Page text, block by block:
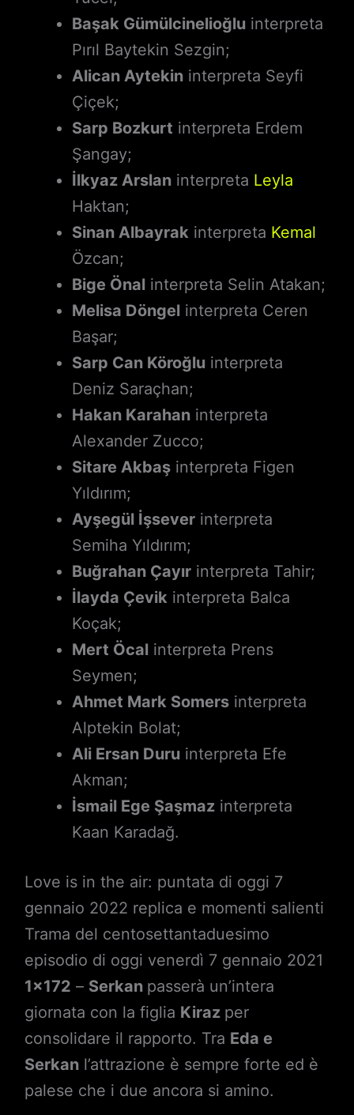
Başak Gümülcinelioğluinterpreta
Pırıl Baytekin Sezgin;
Alican Aytekininterpreta Seyfi
Çiçek;
Sarp Bozkurt interpreta Erdem
Şangay;
İlkyaz Arslaninterpreta Leyla
Haktan;
Sinan Albayrakinterpreta Kemal
Özcan;
Bige Önalinterpreta Selin Atakan;
Melisa Döngelinterpreta Ceren
Başar;
Sarp Can Köroğluinterpreta
Deniz Saraçhan;
Hakan Karahaninterpreta
Alexander Zucco;
Sitare Akbaşinterpreta Figen
Yıldırım;
Ayşegül İşseverinterpreta
Semiha Yıldırım;
Buğrahan Çayırinterpreta Tahir;
İlayda Çevikinterpreta Balca
Koçak;
Mert Öcalinterpreta Prens
Seymen;
Ahmet Mark Somersinterpreta
Alptekin Bolat;
Ali Ersan Duruinterpreta Efe
Akman;
İsmail Ege Şaşmazinterpreta
Kaan Karadağ.
Love is in the air: puntata di oggi 7
gennaio 2022 replica e momenti salienti
Trama del centosettantaduesimo
episodio di oggi venerdì 7 gennaio 2021
1×172 – Serkan passerà un’intera
giornata con la figlia Kiraz per
consolidare il rapporto. Tra Eda e
Serkanl’attrazione è sempre forte ed è
palese che i due ancora si amino.